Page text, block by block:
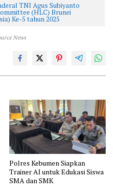
TNI Agus Subiyanto
(HLC) Brunei
Ke-5 tahun 2025
News
Polres Kebumen Siapkan
Trainer AI untuk Edukasi Siswa
SMA dan SMK